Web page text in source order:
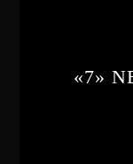
«7»